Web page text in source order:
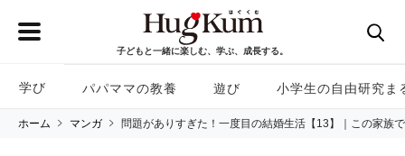
子どもと一緒に楽しむ、学ぶ、成長する。
学び パパママの教養 遊び 小学生の自由研究ま
ホーム マンガ 問題がありすぎた！一度目の結婚生活【13】｜この家族